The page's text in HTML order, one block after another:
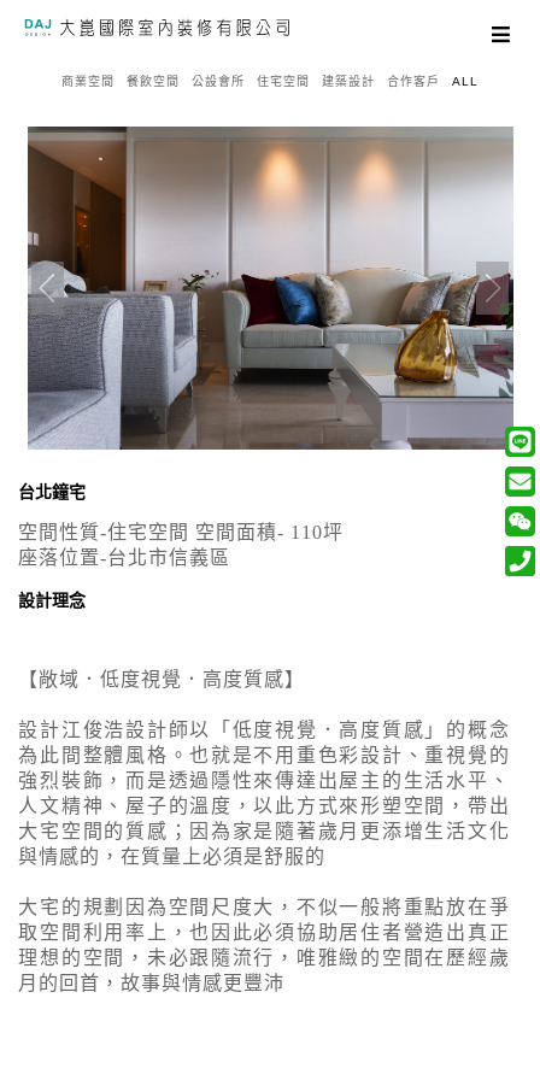
商業空間 餐飲空間 公設會所 住宅空間 建築設計 合作客戶 ALL
台北鐘宅
空間性質-住宅空間 空間面積- 110坪
座落位置-台北市信義區
設計理念
【敞域．低度視覺．高度質感】
設計江俊浩設計師以「低度視覺．高度質感」的概念
為此間整體風格。也就是不用重色彩設計、重視覺的
強烈裝飾，而是透過隱性來傳達出屋主的生活水平、
人文精神、屋子的溫度，以此方式來形塑空間，帶出
大宅空間的質感；因為家是隨著歲月更添增生活文化
與情感的，在質量上必須是舒服的
大宅的規劃因為空間尺度大，不似一般將重點放在爭
取空間利用率上，也因此必須協助居住者營造出真正
理想的空間，未必跟隨流行，唯雅緻的空間在歷經歲
月的回首，故事與情感更豐沛